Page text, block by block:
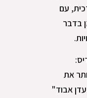
ערכית, עם
בדבר
את
אבוד"